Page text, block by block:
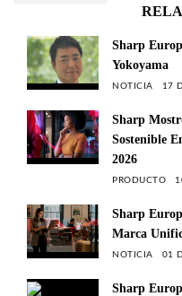
Sharp
Yokoyama
NOTICIA 17
Sharp
Sostenible
2026
PRODUCTO
Sharp
Marca
NOTICIA 01
Sharp